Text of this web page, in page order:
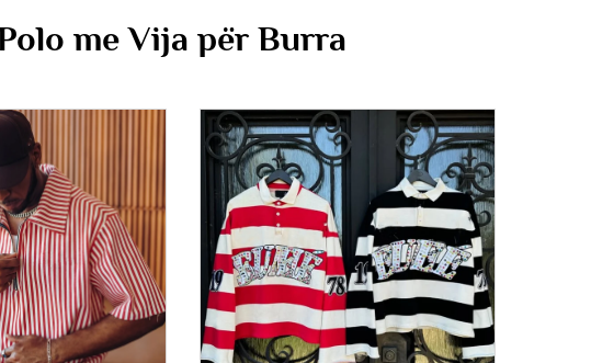
me Vija për Burra